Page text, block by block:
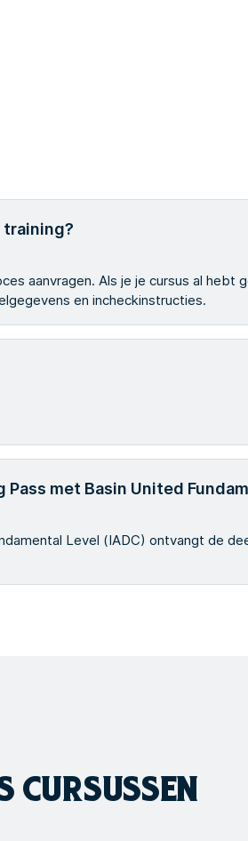
training?
aanvragen. Als je je cursus al hebt
en incheckinstructies.
met Basin United
Level (IADC) ontvangt de
CURSUSSEN